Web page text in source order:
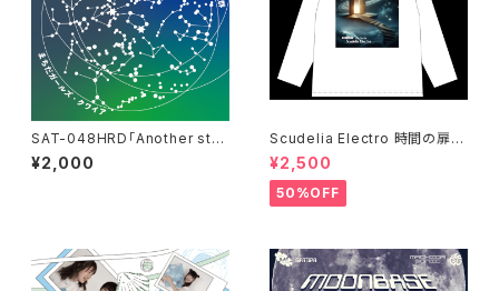
SAT-048HRD「Another stor
y of オリオン座流星群・ハイレ
ゾダウンロード版」
¥2,000
Scudelia Electro 時間の扉T
シャツ・長袖・ホワイト
¥2,500
50%OFF